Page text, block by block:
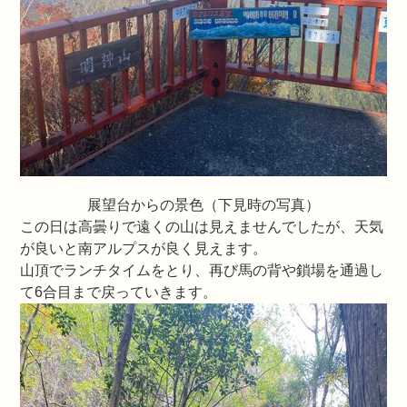
展望台からの景色（下見時の写真）
この日は高曇りで遠くの山は見えませんでしたが、天気
が良いと南アルプスが良く見えます。
山頂でランチタイムをとり、再び馬の背や鎖場を通過し
て6合目まで戻っていきます。